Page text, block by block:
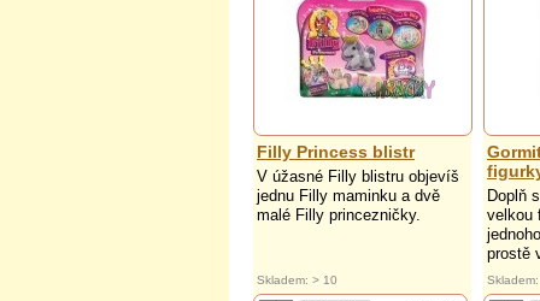
Filly Princess blistr
V úžasné Filly blistru objevíš
jednu Filly maminku a dvě
malé Filly princezničky.
Skladem: > 10
Doplň
velkou
prostě